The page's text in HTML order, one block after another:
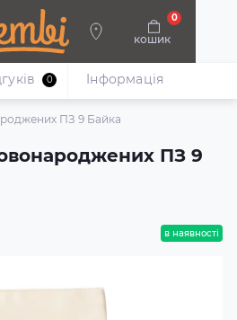
кошик
0
Немовлята Взуття
ПЗ 9 Байка
ПЗ 9
0 Iнформація
в наявності